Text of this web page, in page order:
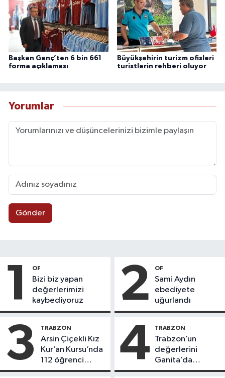
Başkan Genç’ten 6 bin 661
forma açıklaması
Büyükşehirin turizm ofisleri
turistlerin rehberi oluyor
Yorumlar
Gönder
1 OF
Bizi biz yapan
değerlerimizi
kaybediyoruz
2 OF
Sami Aydın
ebediyete
uğurlandı
3 TRABZON
Arsin Çiçekli Kız
Kur’an Kursu’nda
112 öğrenci
icazet aldı
4 TRABZON
Trabzon’un
değerlerini
Ganita’da
yaşatıyoruz